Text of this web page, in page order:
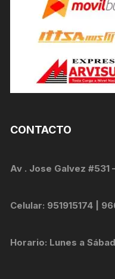
CONTACTO
Av . Jose Galvez #531
Celular: 951915174 |
Horario: Lunes a